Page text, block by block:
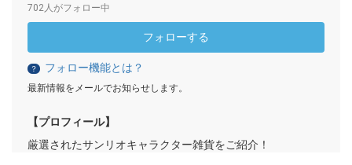
702人がフォロー中
フォローする
？ フォロー機能とは？
最新情報をメールでお知らせします。
【プロフィール】
厳選されたサンリオキャラクター雑貨をご紹介！